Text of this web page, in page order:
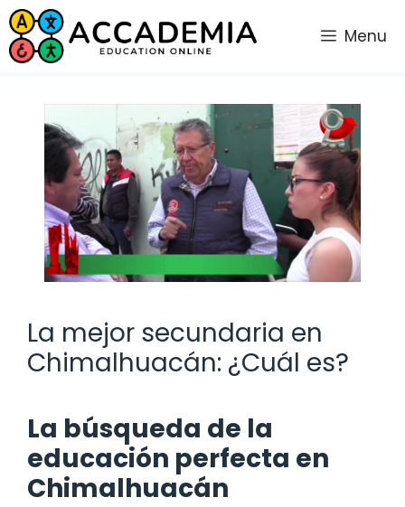
Saltar
al
contenido
Menu
La mejor secundaria en
Chimalhuacán: ¿Cuál es?
La búsqueda de la
educación perfecta en
Chimalhuacán